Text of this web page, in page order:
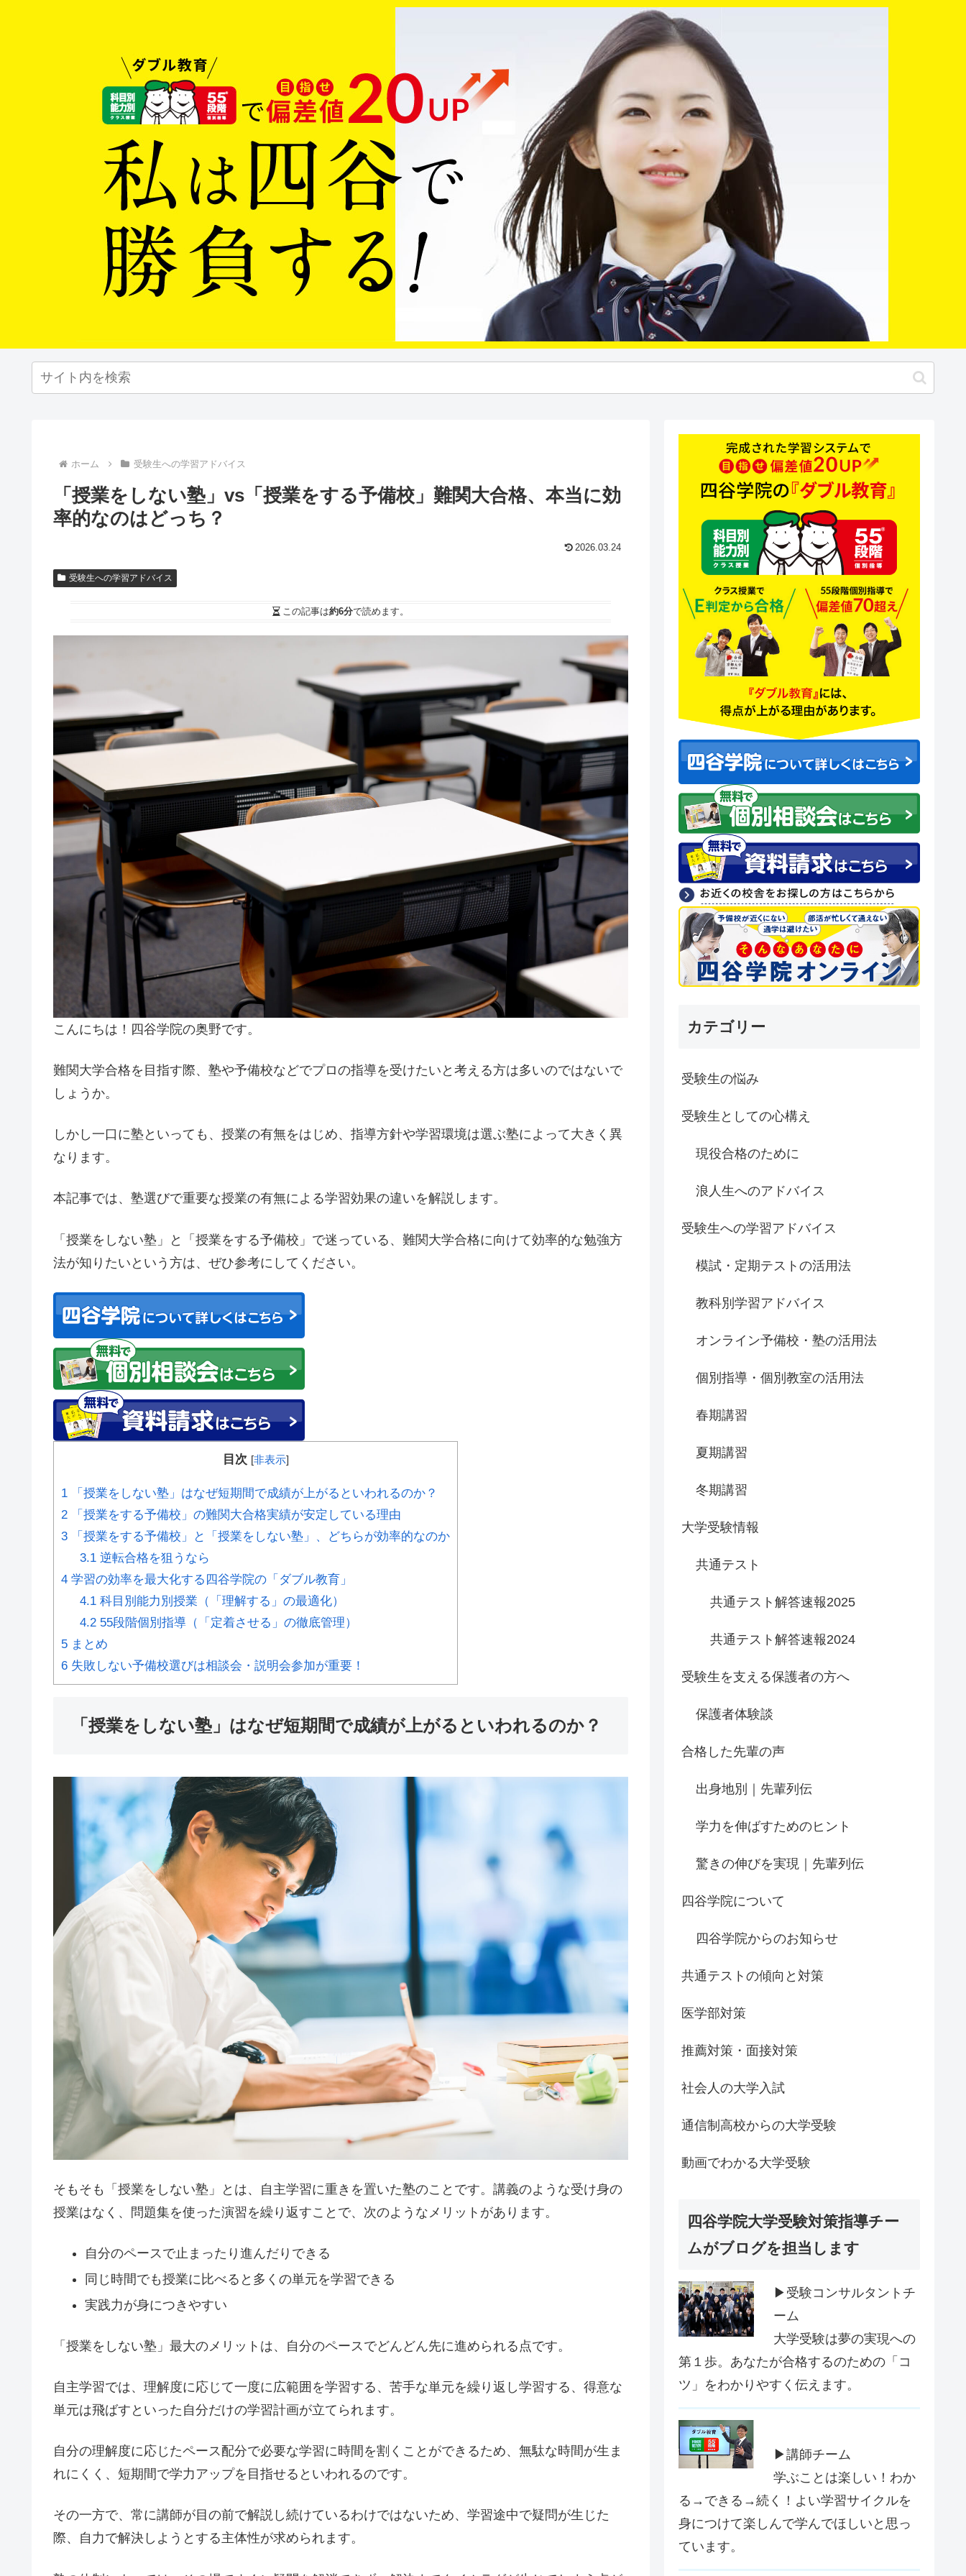
ホーム 受験生への学習アドバイス
「授業をしない塾」vs「授業をする予備校」難関大合格、本当に効
率的なのはどっち？
2026.03.24
受験生への学習アドバイス
この記事は約6分で読めます。
こんにちは！四谷学院の奥野です。
難関大学合格を目指す際、塾や予備校などでプロの指導を受けたいと考える方は多いのではないで
しょうか。
しかし一口に塾といっても、授業の有無をはじめ、指導方針や学習環境は選ぶ塾によって大きく異
なります。
本記事では、塾選びで重要な授業の有無による学習効果の違いを解説します。
「授業をしない塾」と「授業をする予備校」で迷っている、難関大学合格に向けて効率的な勉強方
法が知りたいという方は、ぜひ参考にしてください。
目次 [非表示]
1 「授業をしない塾」はなぜ短期間で成績が上がるといわれるのか？
2 「授業をする予備校」の難関大合格実績が安定している理由
3 「授業をする予備校」と「授業をしない塾」、どちらが効率的なのか
3.1逆転合格を狙うなら
4 学習の効率を最大化する四谷学院の「ダブル教育」
4.1科目別能力別授業（「理解する」の最適化）
4.255段階個別指導（「定着させる」の徹底管理）
5 まとめ
6 失敗しない予備校選びは相談会・説明会参加が重要！
「授業をしない塾」はなぜ短期間で成績が上がるといわれるのか？
そもそも「授業をしない塾」とは、自主学習に重きを置いた塾のことです。講義のような受け身の
授業はなく、問題集を使った演習を繰り返すことで、次のようなメリットがあります。
自分のペースで止まったり進んだりできる
同じ時間でも授業に比べると多くの単元を学習できる
実践力が身につきやすい
「授業をしない塾」最大のメリットは、自分のペースでどんどん先に進められる点です。
自主学習では、理解度に応じて一度に広範囲を学習する、苦手な単元を繰り返し学習する、得意な
単元は飛ばすといった自分だけの学習計画が立てられます。
自分の理解度に応じたペース配分で必要な学習に時間を割くことができるため、無駄な時間が生ま
れにくく、短期間で学力アップを目指せるといわれるのです。
その一方で、常に講師が目の前で解説し続けているわけではないため、学習途中で疑問が生じた
際、自力で解決しようとする主体性が求められます。
カテゴリー
受験生の悩み
受験生としての心構え
現役合格のために
浪人生へのアドバイス
受験生への学習アドバイス
模試・定期テストの活用法
教科別学習アドバイス
オンライン予備校・塾の活用法
個別指導・個別教室の活用法
春期講習
夏期講習
冬期講習
大学受験情報
共通テスト
共通テスト解答速報2025
共通テスト解答速報2024
受験生を支える保護者の方へ
保護者体験談
合格した先輩の声
出身地別｜先輩列伝
学力を伸ばすためのヒント
驚きの伸びを実現｜先輩列伝
四谷学院について
四谷学院からのお知らせ
共通テストの傾向と対策
医学部対策
推薦対策・面接対策
社会人の大学入試
通信制高校からの大学受験
動画でわかる大学受験
四谷学院大学受験対策指導チー
ムがブログを担当します
▶受験コンサルタントチ
ーム
大学受験は夢の実現への
第１歩。あなたが合格するのための「コ
ツ」をわかりやすく伝えます。
▶講師チーム
学ぶことは楽しい！わか
る→できる→続く！よい学習サイクルを
身につけて楽しんで学んでほしいと思っ
ています。